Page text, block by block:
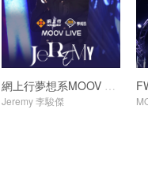
網上行夢想系MOOV LIVE JEREMY
Jeremy 李駿傑